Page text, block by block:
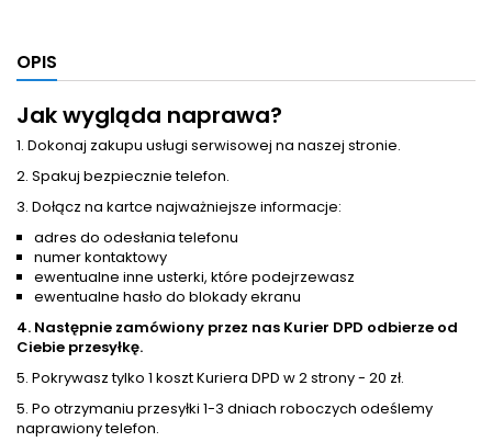
OPIS
Jak wygląda naprawa?
1. Dokonaj zakupu usługi serwisowej na naszej stronie.
2. Spakuj bezpiecznie telefon.
3. Dołącz na kartce najważniejsze informacje:
adres do odesłania telefonu
numer kontaktowy
ewentualne inne usterki, które podejrzewasz
ewentualne hasło do blokady ekranu
4. Następnie zamówiony przez nas Kurier DPD odbierze od
Ciebie przesyłkę.
5. Pokrywasz tylko 1 koszt Kuriera DPD w 2 strony - 20 zł.
5. Po otrzymaniu przesyłki 1-3 dniach roboczych odeślemy
naprawiony telefon.